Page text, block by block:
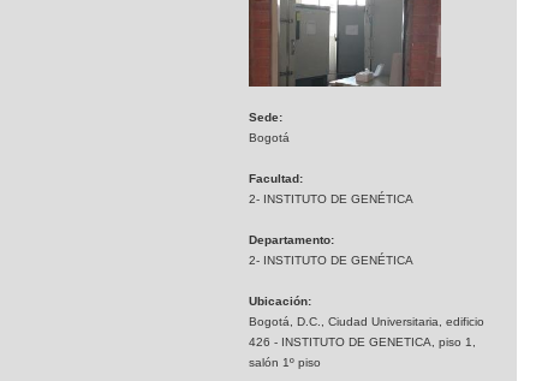
Sede:
Bogotá
Facultad:
2- INSTITUTO DE GENÉTICA
Departamento:
2- INSTITUTO DE GENÉTICA
Ubicación:
Bogotá, D.C., Ciudad Universitaria, edificio
426 - INSTITUTO DE GENETICA, piso 1,
salón 1º piso